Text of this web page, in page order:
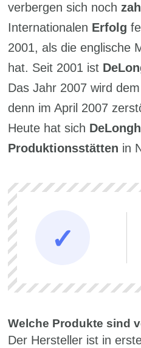
verbergen sich noch
Internationalen Erfolg
2001, als die englische
hat. Seit 2001 ist
Das Jahr 2007 wird
denn im April 2007
Heute hat sich
Produktionsstätten in
Welche Produkte sind
Der Hersteller ist in